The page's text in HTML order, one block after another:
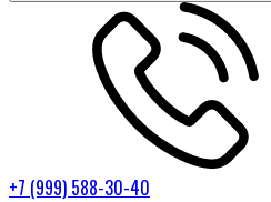
+7 (999) 588-30-40